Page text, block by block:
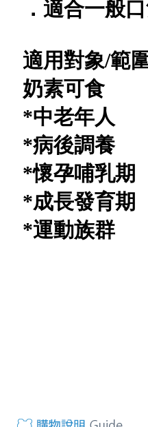
．適合一般
適用對象/範
奶素可食
*中老年人
*病後調養
*懷孕哺乳期
*成長發育期
*運動族群